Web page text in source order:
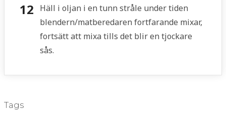
Häll i oljan i en tunn stråle under tiden
blendern/matberedaren fortfarande mixar,
fortsätt att mixa tills det blir en tjockare
sås.
Tags